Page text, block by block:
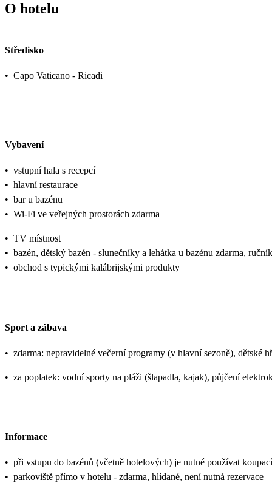
O hotelu
Středisko
• Capo Vaticano - Ricadi
Vybavení
• vstupní hala s recepcí
• hlavní restaurace
• bar u bazénu
• Wi-Fi ve veřejných prostorách zdarma
• TV místnost
• bazén, dětský bazén - slunečníky a lehátka u bazénu zdarma,
• obchod s typickými kalábrijskými produkty
Sport a zábava
• zdarma: nepravidelné večerní programy (v hlavní sezoně), dětské
• za poplatek: vodní sporty na pláži (šlapadla, kajak), půjčení
Informace
• při vstupu do bazénů (včetně hotelových) je nutné používat
• parkoviště přímo v hotelu - zdarma, hlídané, není nutná rezervace